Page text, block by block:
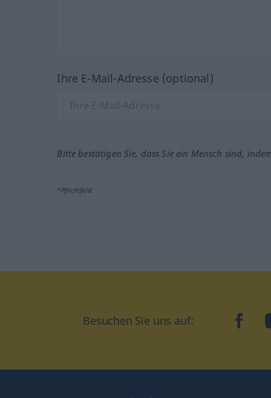
Ihre E-Mail-Adresse (optional)
Bitte bestätigen Sie, dass Sie ein Mensch sind,
*Pflichtfeld
Besuchen Sie uns auf: